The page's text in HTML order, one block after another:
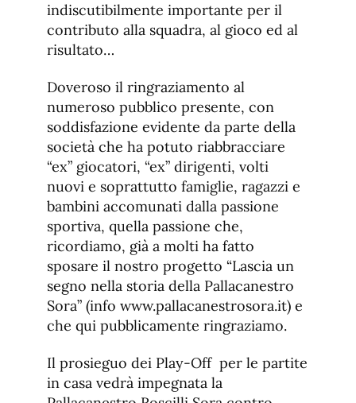
indiscutibilmente importante per il
contributo alla squadra, al gioco ed al
risultato…
Doveroso il ringraziamento al
numeroso pubblico presente, con
soddisfazione evidente da parte della
società che ha potuto riabbracciare
“ex” giocatori, “ex” dirigenti, volti
nuovi e soprattutto famiglie, ragazzi e
bambini accomunati dalla passione
sportiva, quella passione che,
ricordiamo, già a molti ha fatto
sposare il nostro progetto “Lascia un
segno nella storia della Pallacanestro
Sora” (info www.pallacanestrosora.it) e
che qui pubblicamente ringraziamo.
Il prosieguo dei Play-Off per le partite
in casa vedrà impegnata la